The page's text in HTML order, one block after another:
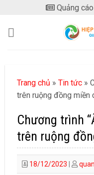
content
Quảng cáo
Trang chủ » Tin tức»
trên ruộng đồng miền
Chương trình
trên ruộng
18/12/2023